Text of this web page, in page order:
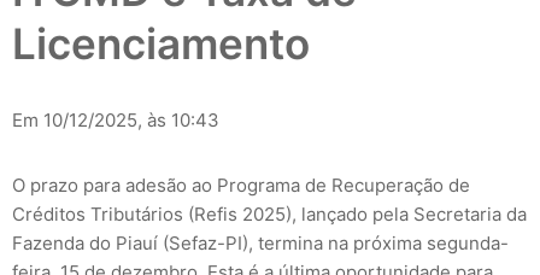
Licenciamento
Em 10/12/2025, às 10:43
O prazo para adesão ao Programa de Recuperação de
Créditos Tributários (Refis 2025), lançado pela Secretaria da
Fazenda do Piauí (Sefaz-PI), termina na próxima segunda-